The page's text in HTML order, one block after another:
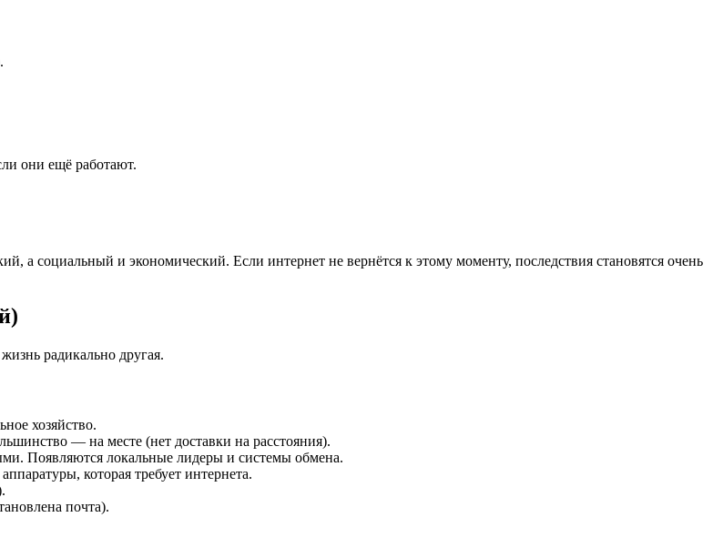
они ещё работают.
а социальный и экономический. Если интернет не вернётся к этому моменту, последствия становятся очень
радикально другая.
хозяйство.
— на месте (нет доставки на расстояния).
Появляются локальные лидеры и системы обмена.
которая требует интернета.
почта).